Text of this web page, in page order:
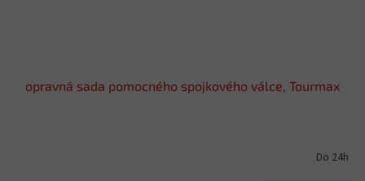
opravná sada pomocného spojkového válce, Tourmax
Do 24h